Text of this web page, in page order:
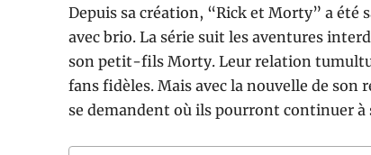
Depuis sa création, “Rick et Morty” a été
avec brio. La série suit les aventures
son petit-fils Morty. Leur relation
fans fidèles. Mais avec la nouvelle de
se demandent où ils pourront continuer à